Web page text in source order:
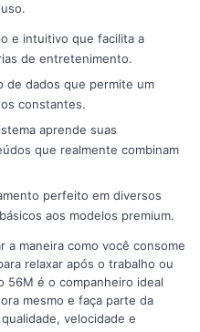
e intuitivo que facilita a
de entretenimento.
de dados que permite um
constantes.
aprende suas
que realmente combinam
perfeito em diversos
aos modelos premium.
a maneira como você consome
relaxar após o trabalho ou
56M é o companheiro ideal
mesmo e faça parte da
velocidade e